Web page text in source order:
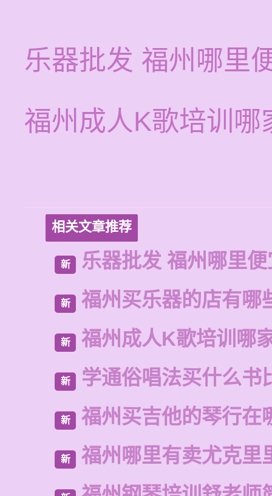
乐器批发 福州哪里
福州成人K歌培训哪
相关文章推荐
新 乐器批发 福州哪里
新 福州买乐器的店有哪
新 福州成人K歌培训哪
新 学通俗唱法买什么书
新 福州买吉他的琴行在
新 福州哪里有卖尤克里